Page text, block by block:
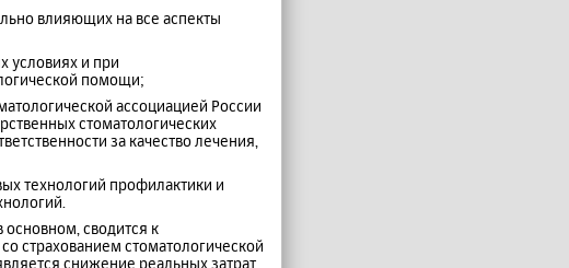
влияющих на все аспекты
условиях и при
помощи;
ассоциацией России
стоматологических
за качество лечения,
технологий профилактики и
сводится к
страхованием стоматологической
снижение реальных затрат